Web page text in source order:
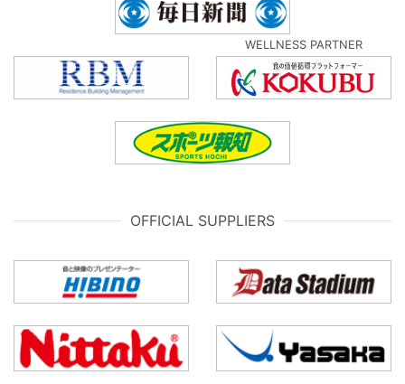
WELLNESS PARTNER
OFFICIAL SUPPLIERS